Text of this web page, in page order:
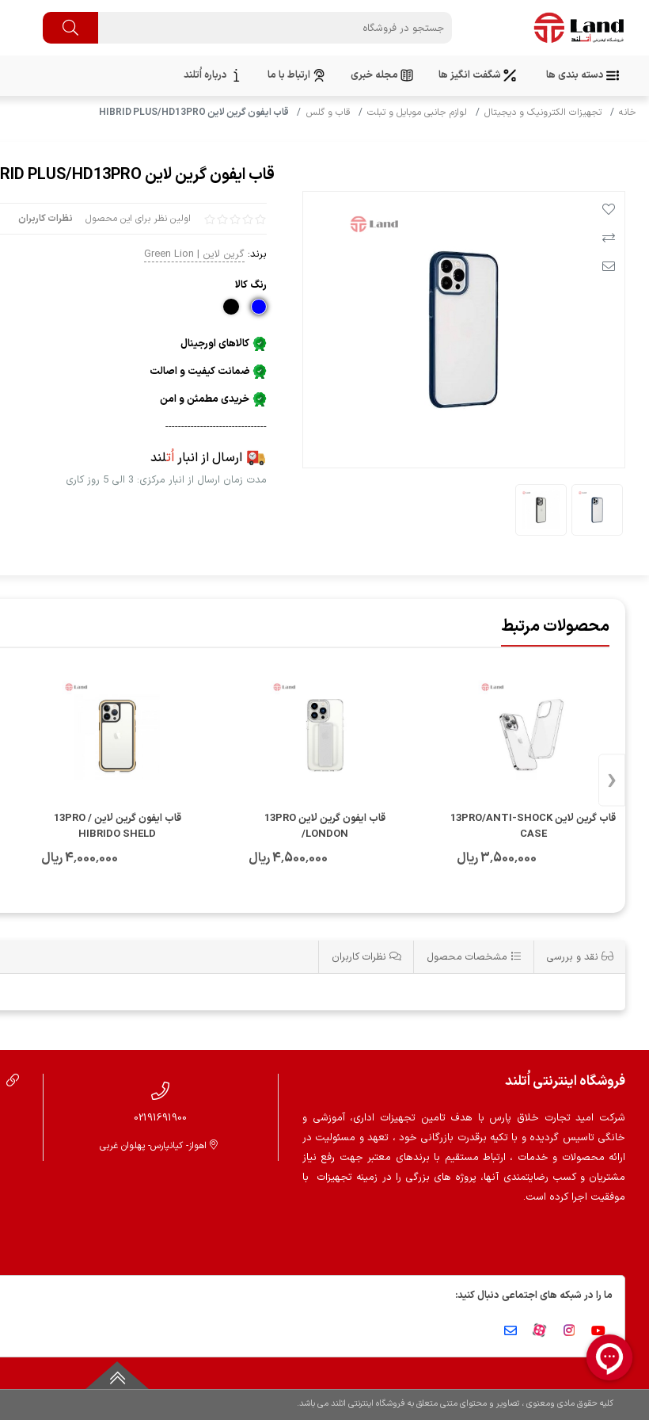
دسته بندی ها شگفت انگیز ها مجله خبری ارتباط با ما درباره اُتلند
خانه تجهیزات الکترونیک و دیجیتال لوازم جانبی موبایل و تبلت قاب و گلس قاب ایفون گرین لاین HIBRID PLUS/HD13PRO
قاب ایفون گرین لاین HIBRID PLUS/HD13PRO
اولین نظر برای این محصول نظرات کاربران
برند: گرین لاین | Green Lion
رنگ كالا
کالاهای اورجینال
ضمانت کیفیت و اصالت
خریدی مطمئن و امن
--------------------------------
ارسال از انباراُتلند
مدت زمان ارسال از انبار مرکزی: 3 الی 5 روز کاری
محصولات مرتبط
قاب گرین لاین 13PRO/ANTI-SHOCK
CASE
3٬500٬000 ریال
قاب ایفون گرین لاین 13PRO
/LONDON
4٬500٬000 ریال
قاب ایفون گرین لاین 13PRO /
HIBRIDO SHELD
4٬000٬000 ریال
‹
نقد و بررسی مشخصات محصول نظرات کاربران
فروشگاه اینترنتی اُتلند
شرکت امید تجارت خلاق پارس با هدف تامین تجهیزات اداری، آموزشی و
خانگی تاسیس گردیده و با تکیه برقدرت بازرگانی خود ، تعهد و مسئولیت در
ارائه محصولات و خدمات ، ارتباط مستقیم با برندهای معتبر جهت رفع نیاز
مشتریان و کسب رضایتمندی آنها، پروژه های بزرگی را در زمینه تجهیزات با
موفقیت اجرا کرده است.
02191691900
اهواز- کیانپارس- پهلوان غربی
ما را در شبکه های اجتماعی دنبال کنید:
کلیه حقوق مادی ومعنوی ، تصاویر و محتوای متنی متعلق به فروشگاه اینترنتی اتلند می باشد.